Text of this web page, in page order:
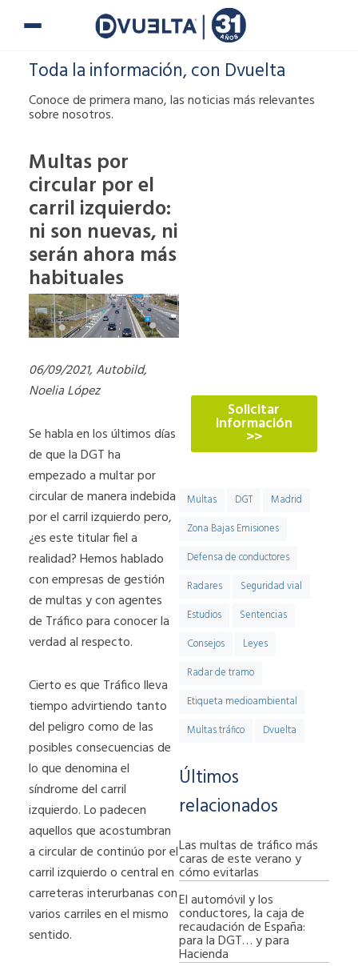
Toda la información, con Dvuelta
Conoce de primera mano, las noticias más relevantes
sobre nosotros.
Multas por
circular por el
carril izquierdo:
ni son nuevas, ni
serán ahora más
habituales
06/09/2021, Autobild,
Noelia López
Se habla en los últimos días
de que la DGT ha
empezado a multar por
circular de manera indebida
por el carril izquierdo pero,
¿es este titular fiel a
realidad? Hemos hablado
con empresas de gestión
de multas y con agentes
de Tráfico para conocer la
verdad al respecto.
Cierto es que Tráfico lleva
tiempo advirtiendo tanto
del peligro como de las
posibles consecuencias de
lo que denomina el
síndrome del carril
izquierdo. Lo padecen
aquellos que acostumbran
a circular de continúo por el
carril izquierdo o central en
carreteras interurbanas con
varios carriles en el mismo
sentido.
Solicitar
información
>>
Multas DGT
Madrid
Zona Bajas Emisiones
Defensa de conductores
Radares
Seguridad vial
Estudios
Sentencias
Consejos
Leyes
Radar de tramo
Etiqueta medioambiental
Multas tráfico
Dvuelta
Últimos
relacionados
Las multas de tráfico más
caras de este verano y
cómo evitarlas
El automóvil y los
conductores, la caja de
recaudación de España:
para la DGT… y para
Hacienda